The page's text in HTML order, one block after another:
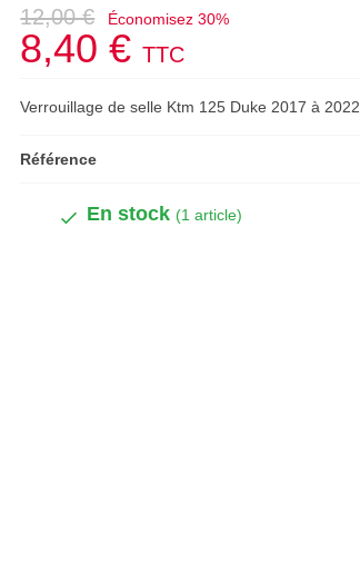
12,00 € Économisez 30%
8,40 €TTC
Verrouillage de selle Ktm 125 Duke 2017 à 2022
Référence
En stock (1 article)